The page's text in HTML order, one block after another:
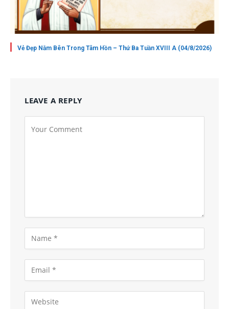
Vẻ Đẹp Nằm Bên Trong Tâm Hồn – Thứ Ba Tuần XVIII A (04/8/2026)
LEAVE A REPLY